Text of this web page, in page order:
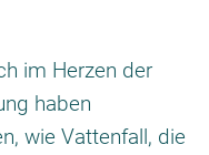
im Herzen der
haben
wie Vattenfall, die